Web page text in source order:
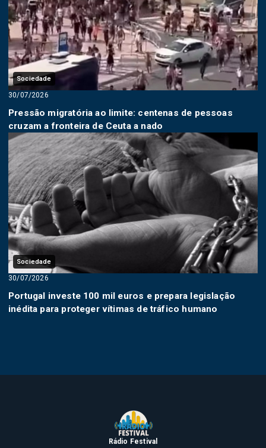
Sociedade
30/07/2026
Pressão migratória ao limite: centenas de pessoas
cruzam a fronteira de Ceuta a nado
Sociedade
30/07/2026
Portugal investe 100 mil euros e prepara legislação
inédita para proteger vítimas de tráfico humano
Rádio Festival